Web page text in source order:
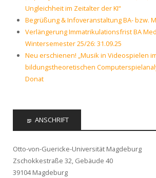
Ungleichheit im Zeitalter der KI“
Begrüßung & Infoveranstaltung BA- bzw.
Verlängerung Immatrikulationsfrist BA
Wintersemester 25/26: 31.09.25
Neu erschienen! „Musik in Videospielen
bildungstheoretischen
Donat
ANSCHRIFT
Otto-von-Guericke-Universität Magdeburg
Zschokkestraße 32, Gebäude 40
39104 Magdeburg